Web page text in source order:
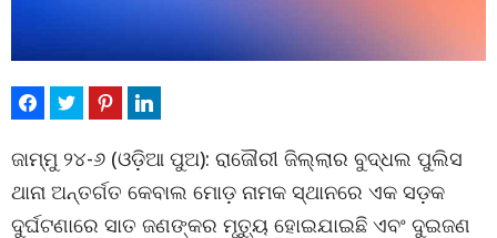
ଜାମ୍ମୁ ୨୪-୬ (ଓଡ଼ିଆ ପୁଅ): ରାଜୌରୀ ଜିଲ୍ଲାର ବୁଦ୍ଧଲ ପୁଲିସ
ଥାନା ଅନ୍ତର୍ଗତ କେବାଲ ମୋଡ଼ ନାମକ ସ୍ଥାନରେ ଏକ ସଡ଼କ
ଦୁର୍ଘଟଣାରେ ସାତ ଜଣଙ୍କର ମୃତ୍ୟୁ ହୋଇଯାଇଛି ଏବଂ ଦୁଇଜଣ